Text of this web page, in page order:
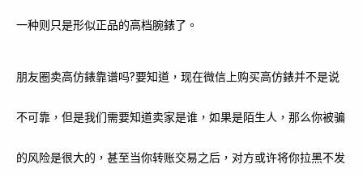
一种则只是形似正品的高档腕錶了。
朋友圈卖高仿錶靠谱吗?要知道，现在微信上购买高仿錶并不是说
不可靠，但是我们需要知道卖家是谁，如果是陌生人，那么你被骗
的风险是很大的，甚至当你转账交易之后，对方或许将你拉黑不发